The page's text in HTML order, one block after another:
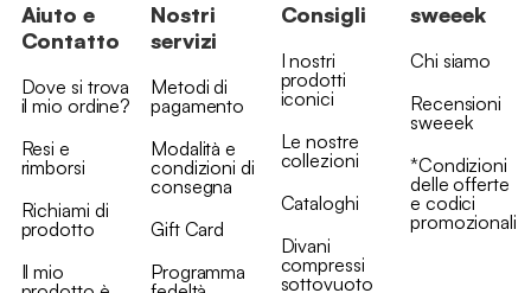
Aiuto e
Contatto
Dove si trova
il mio ordine?
Resi e
rimborsi
Richiami di
prodotto
Il mio
Nostri
servizi
Metodi di
pagamento
Modalità e
condizioni di
consegna
Gift Card
Programma
Consigli
I nostri
prodotti
iconici
Le nostre
collezioni
Cataloghi
Divani
compressi
sottovuoto
sweeek
Chi siamo
Recensioni
sweeek
*Condizioni
delle offerte
e codici
promozionali